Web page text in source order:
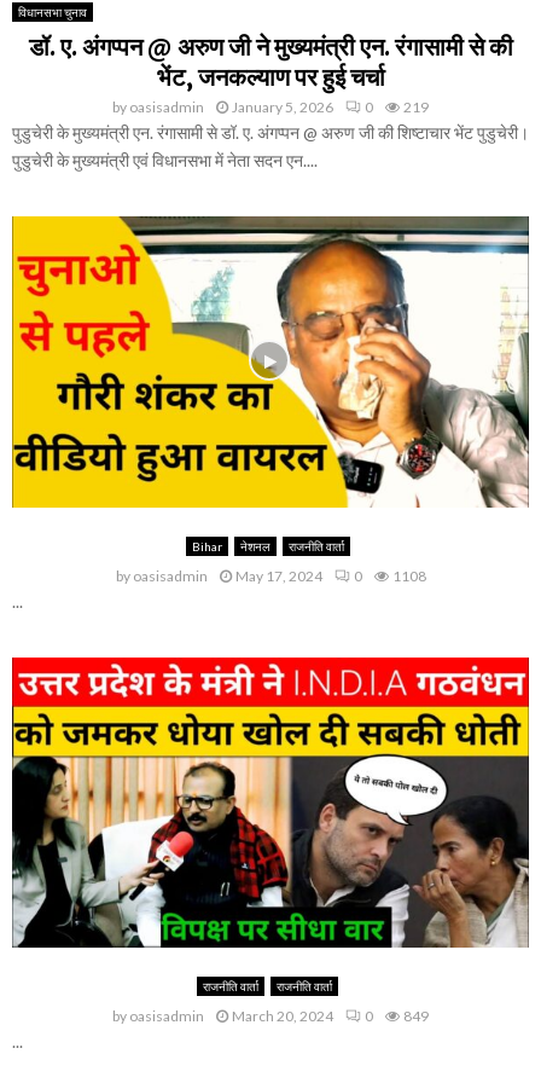
विधानसभा चुनाव
डॉ. ए. अंगप्पन @ अरुण जी ने मुख्यमंत्री एन. रंगासामी से की
भेंट, जनकल्याण पर हुई चर्चा
by oasisadmin January 5, 2026 0 219
पुडुचेरी के मुख्यमंत्री एन. रंगासामी से डॉ. ए. अंगप्पन @ अरुण जी की शिष्टाचार भेंट पुडुचेरी।
पुडुचेरी के मुख्यमंत्री एवं विधानसभा में नेता सदन एन....
Bihar नेशनल राजनीति वार्ता
by oasisadmin May 17, 2024 0 1108
...
राजनीति वार्ता राजनीति वार्ता
by oasisadmin March 20, 2024 0 849
...